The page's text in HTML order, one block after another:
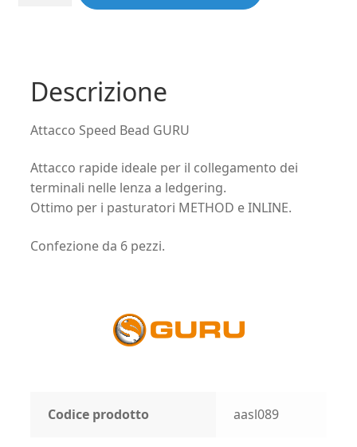
Descrizione
Attacco Speed Bead GURU
Attacco rapide ideale per il collegamento dei
terminali nelle lenza a ledgering.
Ottimo per i pasturatori METHOD e INLINE.
Confezione da 6 pezzi.
Codice prodotto aasl089